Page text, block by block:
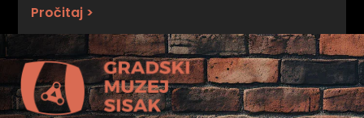
Pročitaj >